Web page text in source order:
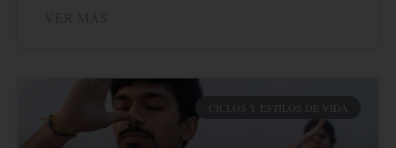
CICLOS Y ESTILOS DE VIDA